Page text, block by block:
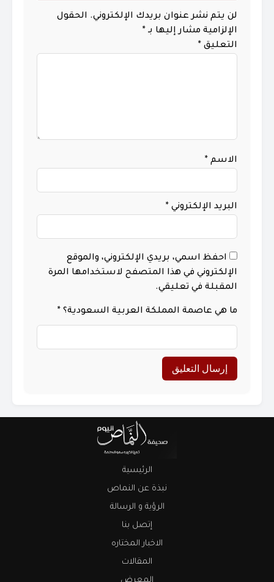
لن يتم نشر عنوان بريدك الإلكتروني. الحقول
الإلزامية مشار إليها بـ *
التعليق *
الاسم *
البريد الإلكتروني *
احفظ اسمي، بريدي الإلكتروني، والموقع
الإلكتروني في هذا المتصفح لاستخدامها المرة
المقبلة في تعليقي.
ما هي عاصمة المملكة العربية السعودية؟ *
الرئيسية
نبذة عن النماص
الرؤية و الرسالة
إتصل بنا
الاخبار المختاره
المقالات